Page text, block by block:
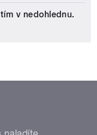
v nedohlednu.